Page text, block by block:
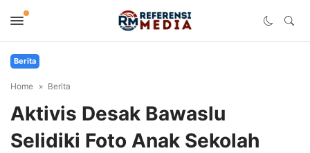
Berita
Home Berita
Aktivis Desak Bawaslu
Selidiki Foto Anak Sekolah